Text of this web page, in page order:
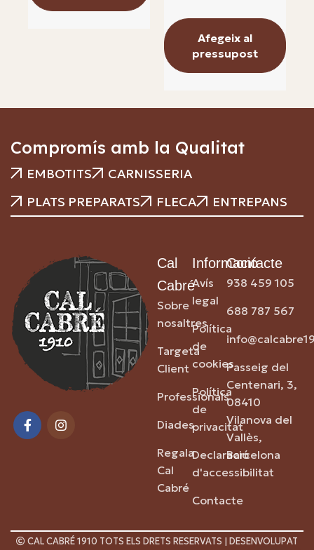
Afegeix al
pressupost
Compromís amb la Qualitat
EMBOTITS
CARNISSERIA
PLATS PREPARATS
FLECA ENTREPANS
Cal
Cabré
Sobre
nosaltres
Targeta
Client
Professionals
Diades
Regala
Cal
Cabré
Informació
Avís
legal
Política
de
cookies
Política
de
privacitat
Declaració
d'accessibilitat
Contacte
Contacte
938 459 105
688 787 567
Passeig del
Centenari, 3,
08410
Vilanova del
Vallès,
Barcelona
CAL CABRÉ 1910 TOTS ELS DRETS RESERVATS | DESENVOLUPAT